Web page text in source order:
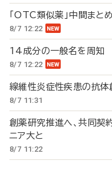
「OTC類似薬」中間ま
8/7 12:22
14成分の一般名を周
8/7 12:22
線維性炎症性疾患の抗
8/7 11:31
創薬研究推進へ、共同
ニア大と
8/7 11:22